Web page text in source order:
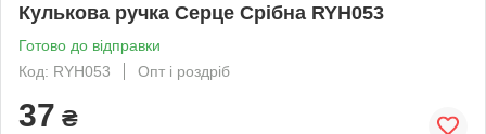
Кулькова ручка Серце Срібна RYH053
Готово до відправки
Код: RYH053
Опт і роздріб
37 ₴